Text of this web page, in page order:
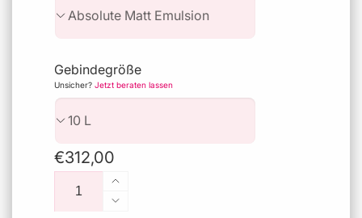
Gebindegröße
Unsicher? Jetzt beraten lassen
Normaler
Preis
€312,00
Erhöhe
die
Verringere